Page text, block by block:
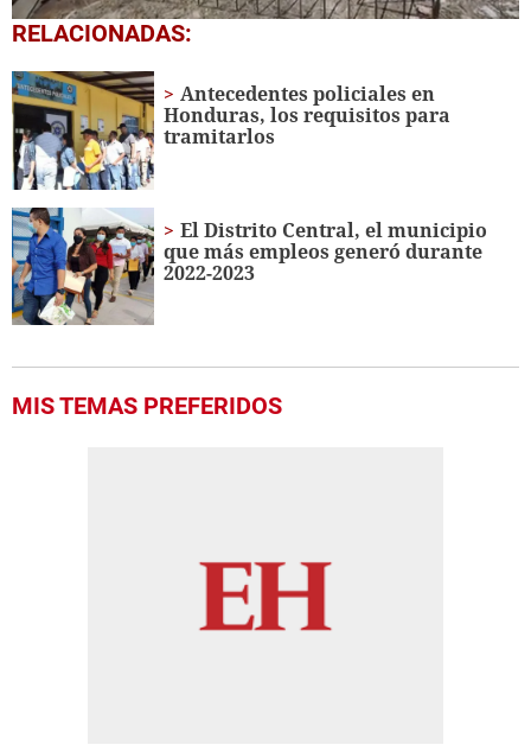
0
seconds
25
seconds
RELACIONADAS:
Antecedentes policiales en
Honduras, los requisitos para
tramitarlos
El Distrito Central, el municipio
que más empleos generó durante
2022-2023
MIS TEMAS PREFERIDOS